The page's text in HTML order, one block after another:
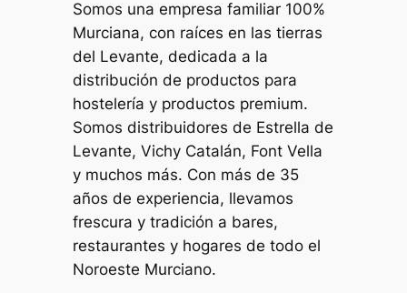
Somos una empresa familiar 100%
Murciana, con raíces en las tierras
del Levante, dedicada a la
distribución de productos para
hostelería y productos premium.
Somos distribuidores de Estrella de
Levante, Vichy Catalán, Font Vella
y muchos más. Con más de 35
años de experiencia, llevamos
frescura y tradición a bares,
restaurantes y hogares de todo el
Noroeste Murciano.